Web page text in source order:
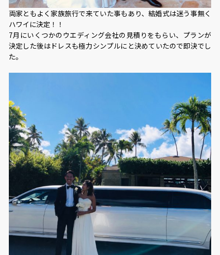
両家ともよく家族旅行で来ていた事もあり、結婚式は迷う事無く
ハワイに決定！！
7月にいくつかのウエディング会社の見積りをもらい、プランが
決定した後はドレスも極力シンプルにと決めていたので即決でし
た。